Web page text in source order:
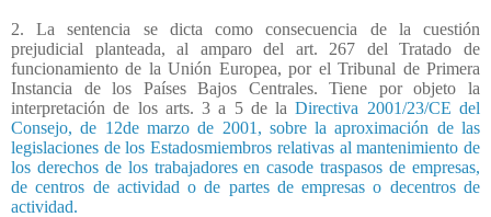
2. La sentencia se dicta como consecuencia de la cuestión
prejudicial planteada, al amparo del art. 267 del Tratado de
funcionamiento de la Unión Europea, por el Tribunal de Primera
Instancia de los Países Bajos Centrales. Tiene por objeto la
interpretación de los arts. 3 a 5 de laDirectiva 2001/23/CE del
Consejo, de 12de marzo de 2001, sobre la aproximación de las
legislaciones de los Estadosmiembros relativas al mantenimiento de
los derechos de los trabajadores en casode traspasos de empresas,
de centros de actividad o de partes de empresas o decentros de
actividad.